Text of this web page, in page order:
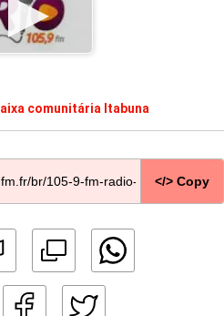
comunitária Itabuna
</> Copy